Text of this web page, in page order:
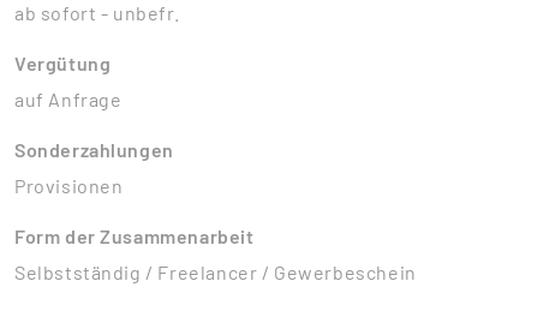
ab sofort - unbefr.
Vergütung
auf Anfrage
Sonderzahlungen
Provisionen
Form der Zusammenarbeit
Selbstständig / Freelancer / Gewerbeschein